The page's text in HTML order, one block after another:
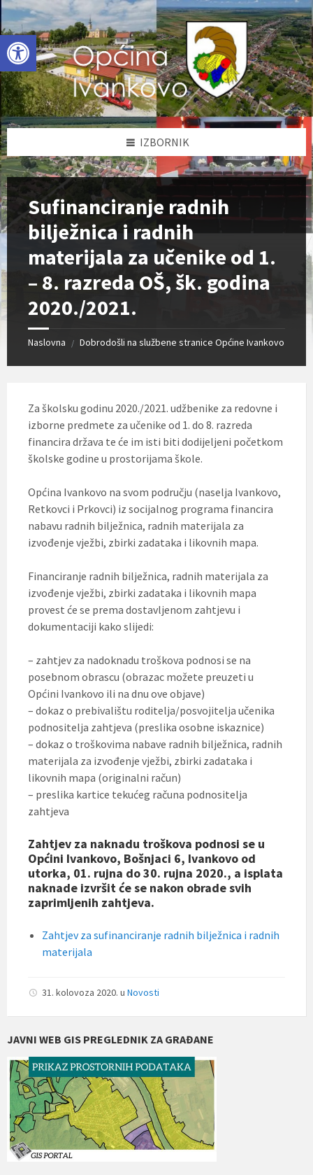
Open toolbar
Skip
to
content
Skip
to
left
sidebar
Skip
to
footer
IZBORNIK
Sufinanciranje radnih
bilježnica i radnih
materijala za učenike od 1.
– 8. razreda OŠ, šk. godina
2020./2021.
Naslovna / Dobrodošli na službene stranice Općine Ivankovo
Za školsku godinu 2020./2021. udžbenike za redovne i
izborne predmete za učenike od 1. do 8. razreda
financira država te će im isti biti dodijeljeni početkom
školske godine u prostorijama škole.
Općina Ivankovo na svom području (naselja Ivankovo,
Retkovci i Prkovci) iz socijalnog programa financira
nabavu radnih bilježnica, radnih materijala za
izvođenje vježbi, zbirki zadataka i likovnih mapa.
Financiranje radnih bilježnica, radnih materijala za
izvođenje vježbi, zbirki zadataka i likovnih mapa
provest će se prema dostavljenom zahtjevu i
dokumentaciji kako slijedi:
– zahtjev za nadoknadu troškova podnosi se na
posebnom obrascu (obrazac možete preuzeti u
Općini Ivankovo ili na dnu ove objave)
– dokaz o prebivalištu roditelja/posvojitelja učenika
podnositelja zahtjeva (preslika osobne iskaznice)
– dokaz o troškovima nabave radnih bilježnica, radnih
materijala za izvođenje vježbi, zbirki zadataka i
likovnih mapa (originalni račun)
– preslika kartice tekućeg računa podnositelja
zahtjeva
Zahtjev za naknadu troškova podnosi se u
Općini Ivankovo, Bošnjaci 6, Ivankovo od
utorka, 01. rujna do 30. rujna 2020., a isplata
naknade izvršit će se nakon obrade svih
zaprimljenih zahtjeva.
Zahtjev za sufinanciranje radnih bilježnica i radnih
materijala
31. kolovoza 2020. u Novosti
JAVNI WEB GIS PREGLEDNIK ZA GRAĐANE